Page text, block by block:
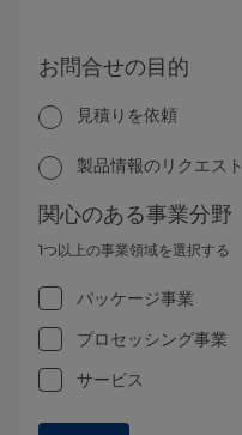
お問合せの目的
見積りを依頼
製品情報のリクエスト
関心のある事業分野
1つ以上の事業領域を選択する
パッケージ事業
プロセッシング事業
サービス